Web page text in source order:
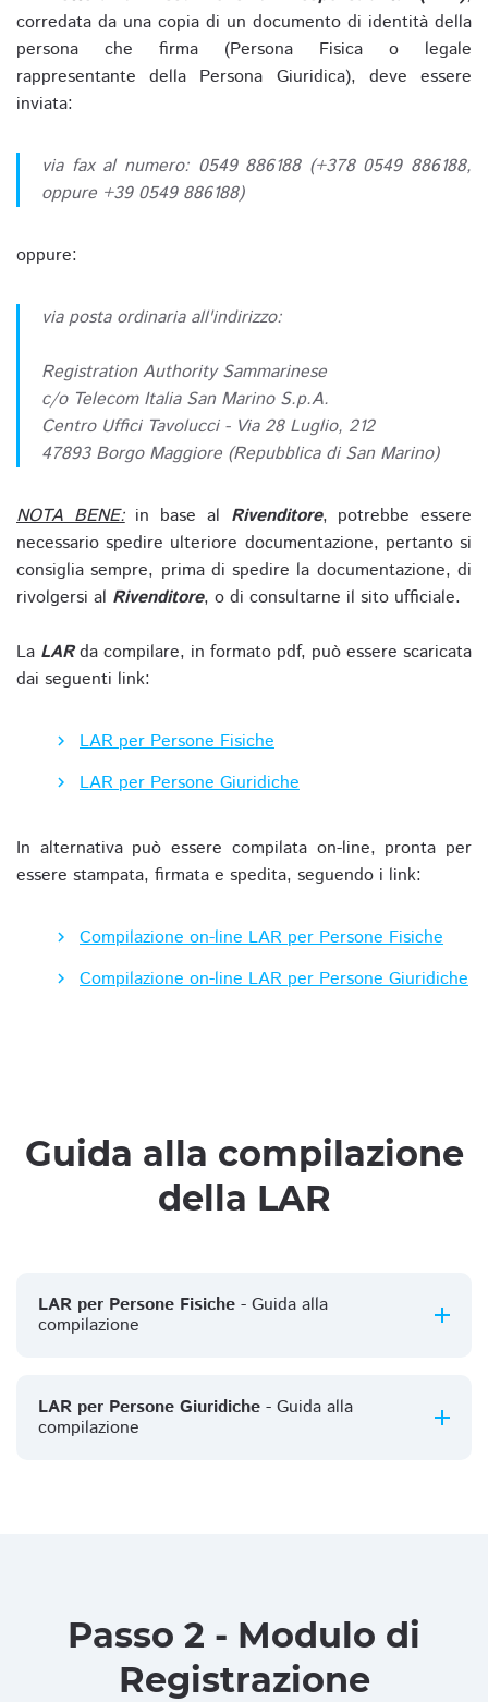
corredata da una copia di un documento di identità della
persona che firma (Persona Fisica o legale
rappresentante della Persona Giuridica), deve essere
inviata:
via fax al numero: 0549 886188 (+378 0549 886188,
oppure +39 0549 886188)
oppure:
via posta ordinaria all'indirizzo:
Registration Authority Sammarinese
c/o Telecom Italia San Marino S.p.A.
Centro Uffici Tavolucci - Via 28 Luglio, 212
47893 Borgo Maggiore (Repubblica di San Marino)
NOTA BENE:in base al Rivenditore, potrebbe essere
necessario spedire ulteriore documentazione, pertanto si
consiglia sempre, prima di spedire la documentazione, di
rivolgersi al Rivenditore, o di consultarne il sito ufficiale.
La LARda compilare, in formato pdf, può essere scaricata
dai seguenti link:
LAR per Persone Fisiche
LAR per Persone Giuridiche
In alternativa può essere compilata on-line, pronta per
essere stampata, firmata e spedita, seguendo i link:
Compilazione on-line LAR per Persone Fisiche
Compilazione on-line LAR per Persone Giuridiche
Guida alla compilazione
della LAR
LAR per Persone Fisiche - Guida alla
compilazione
LAR per Persone Giuridiche - Guida alla
compilazione
Passo 2 - Modulo di
Registrazione